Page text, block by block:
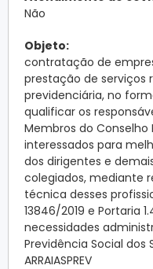
Não
Objeto:
contratação de
prestação de serviços
previdenciária, no
qualificar os
Membros do Conselho
interessados para
dos dirigentes e
colegiados, mediante
técnica desses
13846/2019 e Portaria
necessidades
Previdência Social dos
ARRAIASPREV